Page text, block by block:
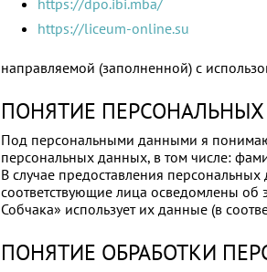
https://dpo.ibi.mba/
https://liceum-online.su
направляемой (заполненной) с
ПОНЯТИЕ
Под персональными данными я
персональных данных, в том числе:
В случае предоставления персональных
соответствующие лица осведомлены
Собчака» использует их данные (в
ПОНЯТИЕ ОБРАБОТКИ